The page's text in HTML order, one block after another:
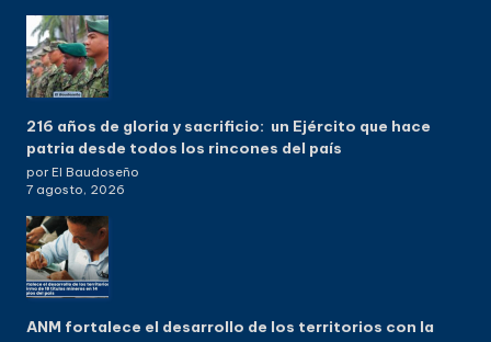
216 años de gloria y sacrificio: un Ejército que hace
patria desde todos los rincones del país
por El Baudoseño
7 agosto, 2026
ANM fortalece el desarrollo de los territorios con la